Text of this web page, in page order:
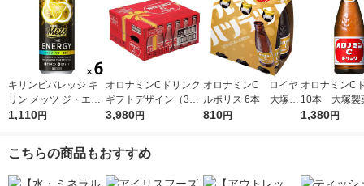
キリンビバレッジ キ
リン メッツ ジ・エナ
ジー 250ml 1セット
1,110円
オロナミンCドリンク
ギフトデザイン（30
本入）1箱 大塚製薬
3,980円
オロナミンC ロイヤ
ルポリス 6本 大塚製
薬 栄養ドリンク
810円
オロナミンC
10本 大塚製
ドリンク（イ
1,380円
こちらの商品もおすすめ